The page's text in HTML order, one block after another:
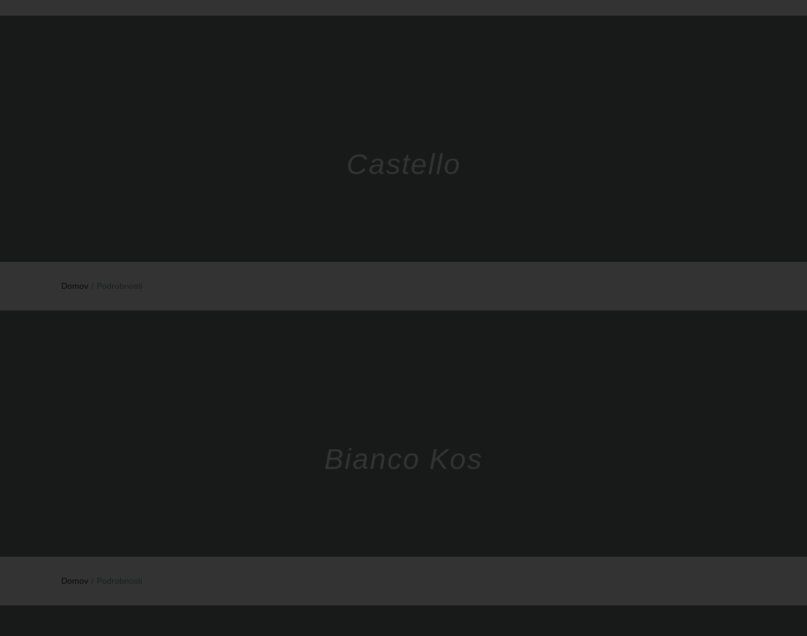
Castello
Domov Podrobnosti
Bianco Kos
Domov Podrobnosti